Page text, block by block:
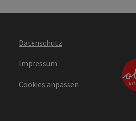
Datenschutz
Impressum
Cookies anpassen